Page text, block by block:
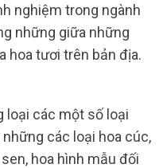
nghiệm trong ngành
những giữa những
hoa tươi trên bản địa.
loại các một số loại
các loại hoa cúc,
sen, hoa hình mẫu đối